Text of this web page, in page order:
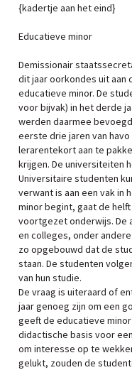
{kadertje aan het eind}
Educatieve minor
Demissionair
dit jaar oorkondes uit aan
educatieve minor. De
voor bijvak) in het derde
werden daarmee
eerste drie jaren van
lerarentekort aan te
krijgen. De universiteiten
Universitaire studenten
verwant is aan een vak in
minor begint, gaat de
voortgezet onderwijs. De
en colleges, onder
zo opgebouwd dat de
staan. De studenten
van hun studie.
De vraag is uiteraard of
jaar genoeg zijn om een
geeft de educatieve
didactische basis voor
om interesse op te
gelukt, zouden de